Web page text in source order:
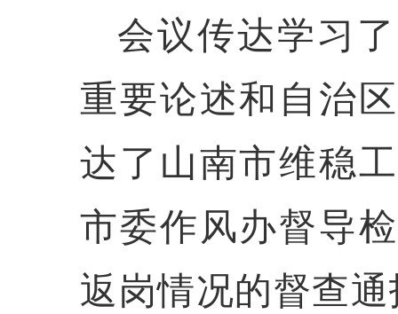
会议传达学习
重要论述和自治
达了山南市维稳
市委作风办督导
返岗情况的督查